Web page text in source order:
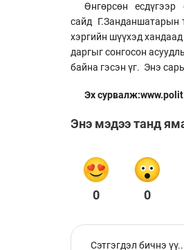
Өнгөрсөн
сайд Г.Занданшатарын
хэргийн шүүхэд
даргыг сонгосон
байна гэсэн үг. Энэ
Эх
Энэ мэдээ танд
0 0